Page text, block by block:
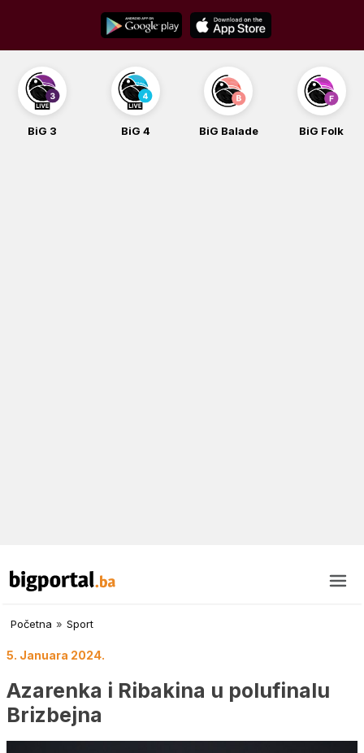
content
BiG 4 BiG Balade BiG Folk BiG iG
Početna » Sport
5. Januara 2024.
Azarenka i Ribakina u polufinalu
Brizbejna